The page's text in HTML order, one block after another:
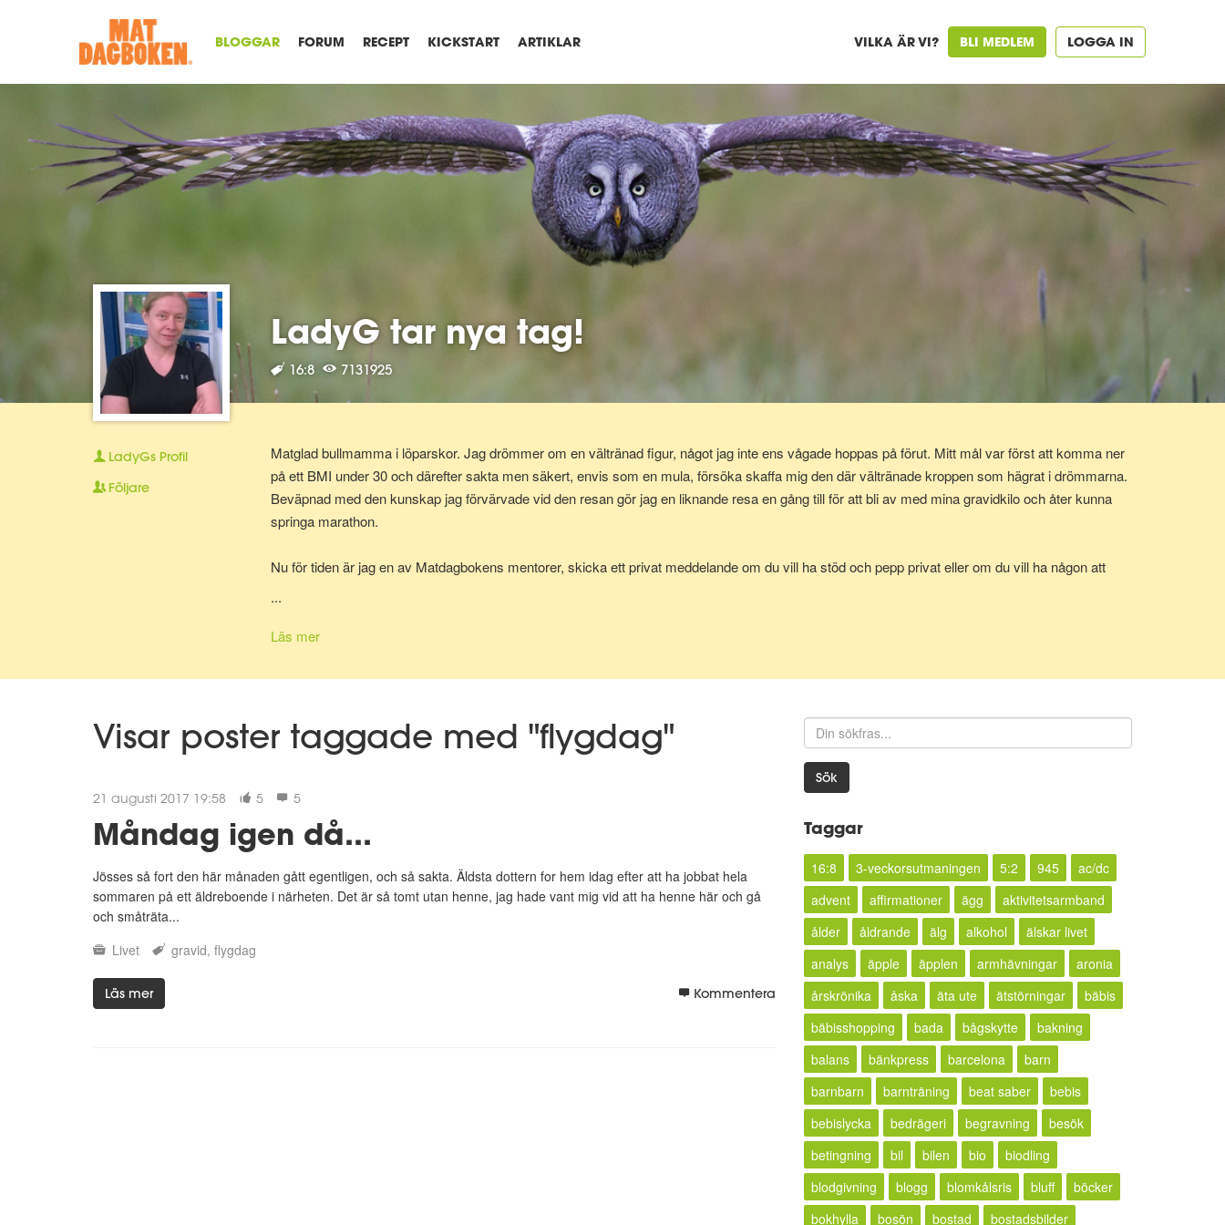
BLOGGAR FORUM RECEPT KICKSTART ARTIKLAR VILKA ÄR VI? BLI MEDLEM LOGGA IN
LadyG tar nya tag!
16:8 7131925
Matglad bullmamma i löparskor. Jag drömmer om en vältränad figur, något jag inte ens vågade hoppas på förut. Mitt mål var först att komma ner
på ett BMI under 30 och därefter sakta men säkert, envis som en mula, försöka skaffa mig den där vältränade kroppen som hägrat i drömmarna.
Beväpnad med den kunskap jag förvärvade vid den resan gör jag en liknande resa en gång till för att bli av med mina gravidkilo och åter kunna
springa marathon.
Nu för tiden är jag en av Matdagbokens mentorer, skicka ett privat meddelande om du vill ha stöd och pepp privat eller om du vill ha någon att
...
Läs mer
LadyGs Profil
Följare
Visar poster taggade med "flygdag"
21 augusti 2017 19:58 5 5
Måndag igen då...
Jösses så fort den här månaden gått egentligen, och så sakta. Äldsta dottern for hem idag efter att ha jobbat hela
sommaren på ett äldreboende i närheten. Det är så tomt utan henne, jag hade vant mig vid att ha henne här och gå
och småträta...
Livet
gravid flygdag
Läs mer Kommentera
Sök
Taggar
16:8 3-veckorsutmaningen 5:2 945
ac/dc
advent
affirmationer ägg
aktivitetsarmband
ålder
åldrande älg alkohol
älskar livet
analys
äpple äpplen armhävningar
aronia
årskrönika
åska äta ute ätstörningar
bäbis
bäbisshopping
bada bågskytte
bakning
balans
bänkpress barcelona
barn
barnbarn
barnträning beat saber
bebis
bebislycka
bedrägeri begravning
besök
betingning
bil bilen bio
biodling
blodgivning
blogg blomkålsris bluff
böcker
bokhylla
bosön bostad
bostadsbilder